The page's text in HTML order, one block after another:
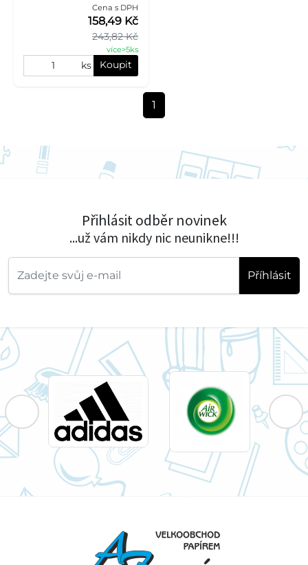
Cena s DPH
243,82 Kč
158,49 Kč
více>5ks
ks Koupit
1
Přihlásit odběr novinek
...už vám nikdy nic neunikne!!!
Příhlásit